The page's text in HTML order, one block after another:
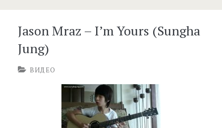
Jason Mraz – I’m Yours (Sungha
Jung)
ВИДЕО